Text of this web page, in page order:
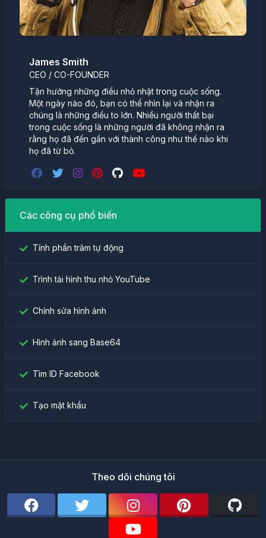
James Smith
CEO / CO-FOUNDER
Tận hưởng những điều nhỏ nhặt trong cuộc sống.
Một ngày nào đó, bạn có thể nhìn lại và nhận ra
chúng là những điều to lớn. Nhiều người thất bại
trong cuộc sống là những người đã không nhận ra
rằng họ đã đến gần với thành công như thế nào khi
họ đã từ bỏ.
Các công cụ phổ biến
Tính phần trăm tự động
Trình tải hình thu nhỏ YouTube
Chỉnh sửa hình ảnh
Hình ảnh sang Base64
Tìm ID Facebook
Tạo mật khẩu
Theo dõi chúng tôi